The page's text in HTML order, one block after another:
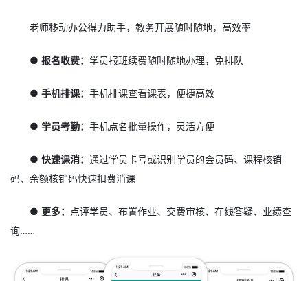
老师移动办公得力助手，教务开展随时随地，高效率
● 报名收费：学员报班续费随时随地办理，免排队
● 手机排课：手机排课查看课表，便捷高效
● 学员考勤：手机点名批量操作，灵活方便
● 快速课消：通过学员卡号或识别学员的会员码、课程核销
码、余额核销码快速扣费消课
● 更多： 点评学员、布置作业、交费审核、在线答疑、业绩查
询……